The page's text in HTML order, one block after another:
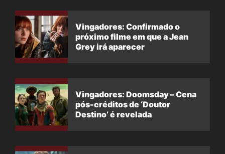
Vingadores: Confirmado o
próximo filme em que a Jean
Grey irá aparecer
Vingadores: Doomsday – Cena
pós-créditos de ‘Doutor
Destino’ é revelada